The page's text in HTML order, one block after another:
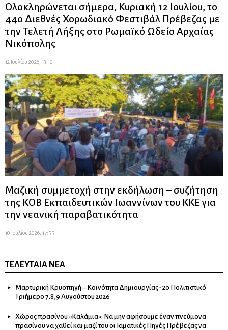
Ολοκληρώνεται σήμερα, Κυριακή 12 Ιουλίου, το
44ο Διεθνές Χορωδιακό Φεστιβάλ Πρέβεζας με
την Τελετή Λήξης στο Ρωμαϊκό Ωδείο Αρχαίας
Νικόπολης
12 Ιουλίου 2026, 13:10
Μαζική συμμετοχή στην εκδήλωση – συζήτηση
της ΚΟΒ Εκπαιδευτικών Ιωαννίνων του ΚΚΕ για
την νεανική παραβατικότητα
10 Ιουλίου 2026, 17:55
ΤΕΛΕΥΤΑΊΑ ΝΈΑ
Μαρτυρική Κρυοπηγή – Κοινότητα Δημιουργίας- 2ο Πολιτιστικό
Τριήμερο 7,8,9 Αυγούστου 2026
Χώρος πρασίνου «Καλάμια»: Να μην αφήσουμε έναν πνεύμονα
πρασίνου να χαθεί και μαζί του οι Ιαματικές Πηγές Πρέβεζας να